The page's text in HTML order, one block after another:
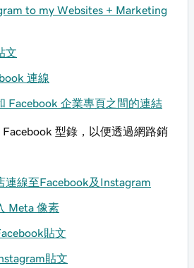
to my Websites + Marketing
文
連線
Facebook 企業專頁之間的連結
型錄，以便透過網路銷
連線至Facebook及Instagram
Meta 像素
貼文
貼文